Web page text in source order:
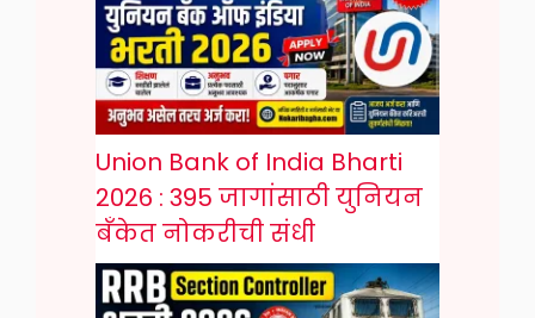
Union Bank of India Bharti
2026 : 395 जागांसाठी युनियन
बँकेत नोकरीची संधी